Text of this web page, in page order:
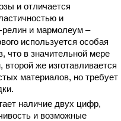
и отличается
и
и мармолеум –
используется особая
что в значительной мере
же изготавливается
материалов, но требует
наличие двух цифр,
и возможные